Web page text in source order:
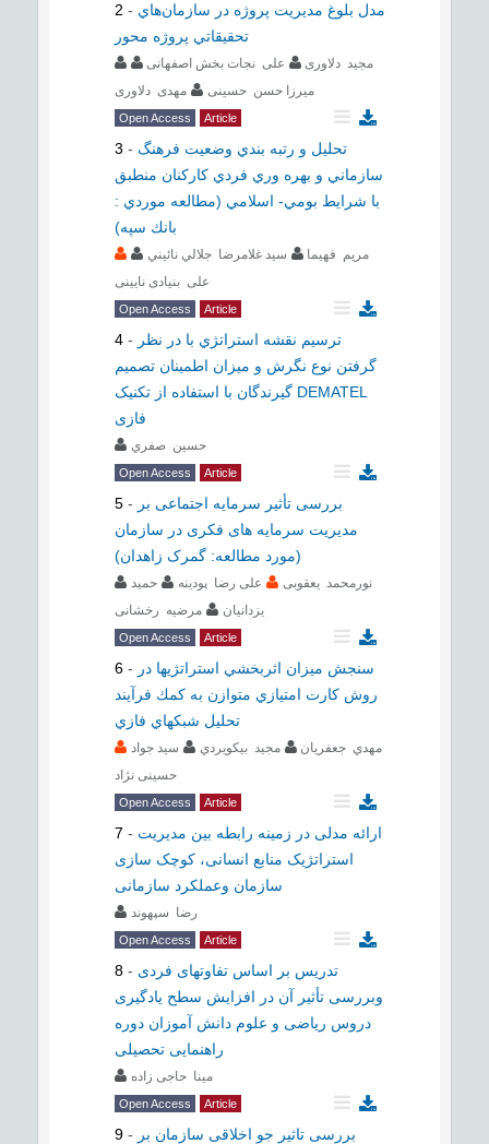
2 - مدل بلوغ مديريت پروژه در سازمان‌هاي
تحقيقاتي پروژه محور
مجيد دلاوری
علی نجات بخش اصفهانی
میرزا حسن حسینی
مهدی دلاوری
Open Access Article
3 - تحليل و رتبه بندي وضعيت فرهنگ
سازماني و بهره وري فردي كاركنان منطبق
با شرايط بومي- اسلامي (مطالعه موردي :
بانك سپه)
مريم فهيما
سيد غلامرضا جلالي نائيني
علی بنیادی نایینی
Open Access Article
4 - ترسيم نقشه استراتژي با در نظر
گرفتن نوع نگرش و میزان اطمینان تصمیم
گیرندگان با استفاده از تکنیک DEMATEL
فازی
حسين صفري
Open Access Article
5 - بررسی تأثیر سرمایه اجتماعی بر
مدیریت سرمایه های فکری در سازمان
(مورد مطالعه: گمرک زاهدان)
نورمحمد یعقوبی علی رضا پودینه
حمید
یزدانیان
مرضیه رخشانی
Open Access Article
6 - سنجش ميزان اثربخشي استراتژي‏ها در
روش کارت امتيازي متوازن به كمك فرآيند
تحليل شبكه‏اي فازي
مهدي جعفريان مجيد بيک‏ويردي
سید جواد
حسینی نژاد
Open Access Article
7 - ارائه مدلی در زمینه رابطه بین مدیریت
استراتژیک منابع انسانی، کوچک سازی
سازمان وعملکرد سازمانی
رضا سپهوند
Open Access Article
8 - تدریس بر اساس تفاوتهای فردی
وبررسی تأثیر آن در افزایش سطح یادگیری
دروس ریاضی و علوم دانش آموزان دوره
راهنمایی تحصیلی
مینا حاجی زاده
Open Access Article
9 - بررسی تاثیر جو اخلاقی سازمان بر